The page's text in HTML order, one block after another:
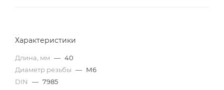
Характеристики
Длина, мм — 40
Диаметр резьбы — М6
DIN
— 7985